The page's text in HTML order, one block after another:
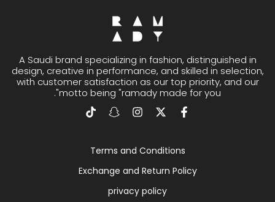
A Saudi brand specializing in fashion, distinguished in
design, creative in performance, and skilled in selection,
with customer satisfaction as our top priority, and our
motto being "ramady made for you".
Terms and Conditions
Exchange and Return Policy
privacy policy